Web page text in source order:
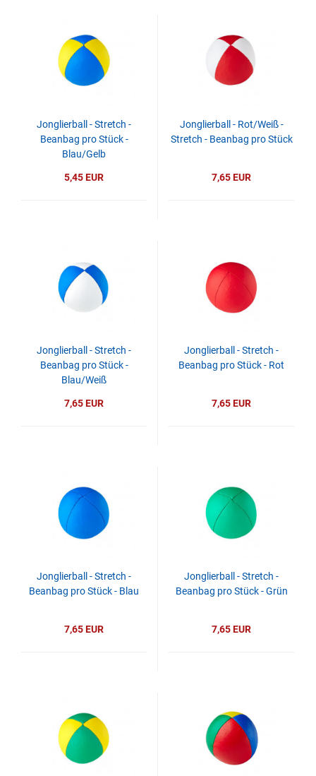
Jonglierball - Stretch -
Beanbag pro Stück -
Blau/Gelb
5,45 EUR
Jonglierball - Rot/Weiß -
Stretch - Beanbag pro Stück
7,65 EUR
Jonglierball - Stretch -
Beanbag pro Stück -
Blau/Weiß
7,65 EUR
Jonglierball - Stretch -
Beanbag pro Stück - Rot
7,65 EUR
Jonglierball - Stretch -
Beanbag pro Stück - Blau
7,65 EUR
Jonglierball - Stretch -
Beanbag pro Stück - Grün
7,65 EUR